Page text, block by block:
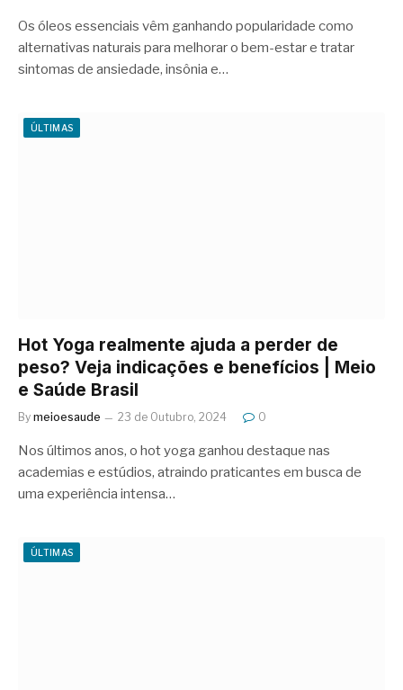
Os óleos essenciais vêm ganhando popularidade como
alternativas naturais para melhorar o bem-estar e tratar
sintomas de ansiedade, insônia e…
ÚLTIMAS
Hot Yoga realmente ajuda a perder de
peso? Veja indicações e benefícios | Meio
e Saúde Brasil
By meioesaude 23 de Outubro, 2024 0
Nos últimos anos, o hot yoga ganhou destaque nas
academias e estúdios, atraindo praticantes em busca de
uma experiência intensa…
ÚLTIMAS